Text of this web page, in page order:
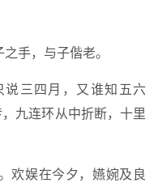
手，与子偕老。
说三四月，又谁知五六
九连环从中折断，十里
欢娱在今夕，嬿婉及良